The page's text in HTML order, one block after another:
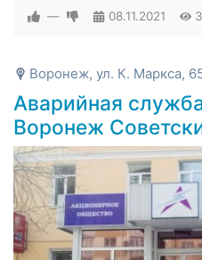
— 08.11.2021
Воронеж, ул. К. Маркса,
Аварийная
Воронеж